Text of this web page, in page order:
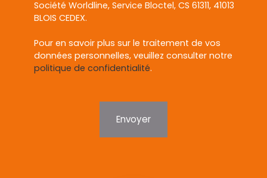
Société Worldline, Service Bloctel, CS 61311, 41013
BLOIS CEDEX.
Pour en savoir plus sur le traitement de vos
données personnelles, veuillez consulter notre
politique de confidentialité.
Envoyer